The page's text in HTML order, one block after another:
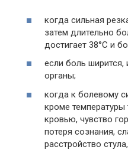
когда сильная
затем длительно
достигает 38°С и
если боль ширится,
органы;
когда к болевому
кроме температуры
кровью, чувство
потеря сознания,
расстройство